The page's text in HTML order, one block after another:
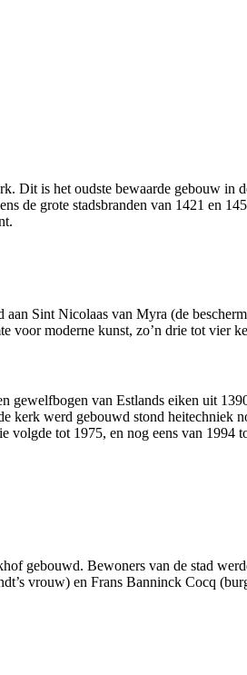
Dit is het oudste bewaarde gebouw
de grote stads­branden van 1421 en
Sint Nicolaas van Myra (de
moderne kunst, zo’n drie tot vier
van Estlands eiken uit
kerk werd gebouwd stond hei­techniek
volgde tot 1975, en nog eens van 1994
gebouwd. Bewoners van de stad
vrouw) en Frans Banninck Cocq